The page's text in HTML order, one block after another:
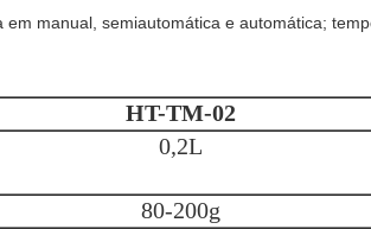
manual, semiautomática e automática;
HT-TM-02
0,2L
80-200g